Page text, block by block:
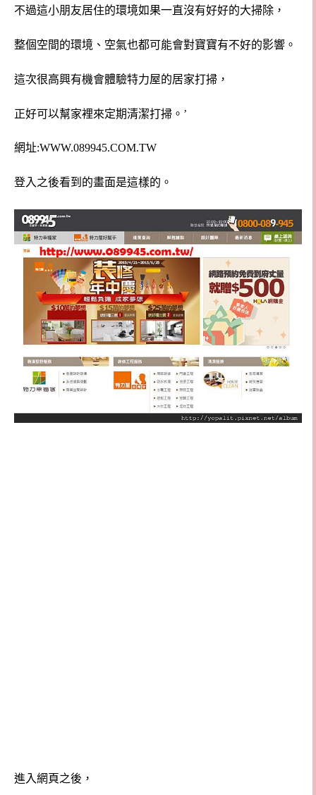
不過這小朋友居住的環境如果一直沒有好好的大掃除，
整個空間的環境、空氣也都可能會對寶寶有不好的影響。
這次很高興有機會體驗特力屋的居家打掃，
正好可以幫家裡來定期清潔打掃。’
網址:WWW.089945.COM.TW
登入之後看到的畫面是這樣的。
進入網頁之後，